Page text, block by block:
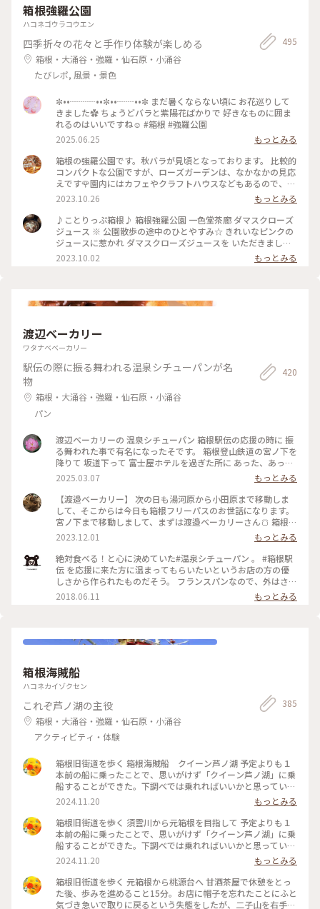
箱根強羅公園
ハコネゴウラコウエン
四季折々の花々と手作り体験が楽しめる
箱根・大涌谷・強羅・仙石原・小涌谷
たびレポ, 風景・景色
495
✼••┈┈┈••✼••┈┈••✼ まだ暑くならない頃に お花巡りして
きました✿ ちょうどバラと紫陽花ばかりで 好きなものに囲ま
れるのはいいですね☺️ #箱根 #強羅公園
2025.06.25
もっとみる
箱根の強羅公園です。秋バラが見頃となっております。 比較的
コンパクトな公園ですが、ローズガーデンは、なかなかの見応
えです🌹園内にはカフェやクラフトハウスなどもあるので、い
ろいろな楽しみ方ができるかと。絵を描きに来ている方もチラ
ホラといて、自由にのんびり過ごせる雰囲気です。 ●営業時間
9:00～17:00（入園は16:30まで）【冬季期間】開園10:00～
※2020年12月1日(火)～2021年2 月28日(日) ●定休日 無休 ●
料金 一般：550円／税込、小学生以下：無料 #秋さんぽ #私の
ことりっぷ旅 #箱根ドライブ #箱根さんぽ #箱根観光 #箱根ひ
とり旅 #女ひとり旅 #箱根強羅公園
2023.10.26
もっとみる
♪ことりっぷ箱根♪ 箱根強羅公園 一色堂茶廊 ダマスクローズ
ジュース ※ 公園散歩の途中のひとやすみ☆ きれいなピンクの
ジュースに惹かれ ダマスクローズジュースを いただきました
☆ ※ バラの中でも 美しい香りのダマスク・ローズ種の 花びら
をふんだんに使い 丁寧にバラのエキスを抽出して 作られたジ
っと一息^ ^ 真夏の終わりの 素敵な旅のひとときでした〜☆ #
2023.10.02 もっとみる
渡辺ベーカリー
ワタナベベーカリー
駅伝の際に振る舞われる温泉シチューパンが名
物
箱根・大涌谷・強羅・仙石原・小涌谷
パン
420
渡辺ベーカリーの 温泉シチューパン 箱根駅伝の応援の時に 振
る舞われた事で有名になったそです。 箱根登山鉄道の宮ノ下を
降りて 坂道下って 富士屋ホテルを過ぎた所に あった、あっ
た！ 店内で食べれる！ 2日続けて行ってしまった! フランスパ
ンなんだけど 柔らかく感じました。 シチューを救って食べて
最後パンを ガブリガブリ 美味しい！ また行く事があったら 行
きたいなぁ #2泊3日箱根旅行 #渡辺ベーカリー #箱根駅伝 #温
泉シチューパン #冷えた体を温めて頂きたいと言う思いから生
まれたパン #美味かった👍 #箱根登山鉄道 #宮ノ下駅 #富士屋
ホテルの先 #また行く！
2025.03.07
もっとみる
【渡邉ベーカリー】 次の日も湯河原から小田原まで移動しま
して、そこからは今日も箱根フリーパスのお世話になります。
宮ノ下まで移動しまして、まずは渡邉ベーカリーさん🍞 箱根駅
伝好きの方ならご存じの方も多いかもしれないのですが、宮ノ
下に応援にきた方のためにと考案された名物温泉シチューパン
です✨ お昼ちょっと過ぎにお邪魔したんですが、日曜日なのに
10席しかないお席が空いているじゃないですか😳奇跡〜✨ シ
チューパン以外のパンも気になりつつ、とりあえずシチューパ
ンをいそいそと注文します🥧 本当にいいタイミングで入店で
きただけだったらしく、待ってる間次々にお客さんが来て外で
ドリンクとのセットにしました。 席に座りつつソワソワ待つ
い🤤と熱望していた理由がわかります。 創業当初から受け継が
れたフランスパンを器に、ビーフ、ジャガイモ、人参などの具
材がゴロゴロ入っています。も、本当にうんまーい🥰 パンを器
にしている系ってぼたっと落としてしまったりして綺麗に食べ
れません。なぜみなさんあんなにキレイに食べれるんでしょ
う？🤔 お土産用にこれまた名物の箱根山あんぱんシリーズか
ら季節限定の焼き栗あんぱんと温泉村の温泉パンをお買い上
（2023.11.26） #パン #名物 #箱根 #宮ノ下 #ことりっぷ箱根 #
私のことりっぷ旅
2023.12.01
もっとみる
絶対食べる！と心に決めていた#温泉シチューパン 。 #箱根駅
伝 を応援に来た方に温まってもらいたいというお店の方の優
しさから作られたものだそう。 フランスパンなので、外はさっ
くさく、中はシチューでしっとり…はぁ…美味しい…( ﾟÅﾟ)…
💕 雨で寒かったので、私も駅伝の応援に来た方達と同じよう
ご🍓 が丸ごと一個入った#いちごあんぱん を頂きました
2018.06.11 もっとみる
箱根海賊船
ハコネカイゾクセン
これぞ芦ノ湖の主役
箱根・大涌谷・強羅・仙石原・小涌谷
アクティビティ・体験
385
箱根旧街道を歩く 箱根海賊船 クイーン芦ノ湖 予定よりも１
本前の船に乗ったことで、思いがけず「クイーン芦ノ湖」に乗
船することができた。下調べでは乗れればいいかと思っていた
くらいだったが、終わってみれば1隻しかない「クイーン芦ノ
湖」に乗れてよかった。 主人も「僕の判断が良かった」と喜
んでいたのでここは感謝だ。 船内に入るとそ水戸岡鋭治さん
のデザインで溢れていて（私はまだ水戸岡さんデザインの電車
に乗ったことはなく横浜の水信フルーツパーラーで水戸岡さん
の世界を体感したことがあるだけだが・・・。）船内を撮りた
い、甲板にも出たいとまたここでも1人焦ってしまった。 船内
の階段や壁にある組子細工には海外の女性も興味があるらし
く、2人で笑顔を交わしながら人通りがなくなってからゆっく
りと撮影をした。 いつか水戸岡さんデザインの電車で旅をし
2024.11.20
もっとみる
箱根旧街道を歩く 須雲川から元箱根を目指して 予定よりも１
本前の船に乗ったことで、思いがけず「クイーン芦ノ湖」に乗
船することができた。下調べでは乗れればいいかと思っていた
くらいだったが、終わってみれば1隻しかない「クイーン芦ノ
湖」に乗れてよかった。 主人も「僕の判断が良かった」と喜
んでいたのでここは感謝だ。 船内に入るとそ水戸岡鋭治さん
のデザインで溢れていて（私はまだ水戸岡さんデザインの電車
に乗ったことはなく横浜の水信フルーツパーラーで水戸岡さん
2024.11.20
もっとみる
箱根旧街道を歩く 元箱根から桃源台へ 甘酒茶屋で休憩をとっ
た後、歩みを進めること15分。お店に帽子を忘れたことにふと
気づき急いで取りに戻るという失態をしたが、二子山を右手に